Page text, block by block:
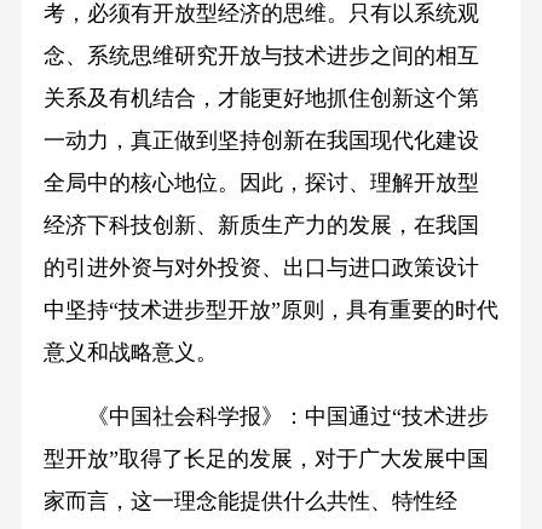
考，必须有开放型经济的思维。只有以系统观
念、系统思维研究开放与技术进步之间的相互
关系及有机结合，才能更好地抓住创新这个第
一动力，真正做到坚持创新在我国现代化建设
全局中的核心地位。因此，探讨、理解开放型
经济下科技创新、新质生产力的发展，在我国
的引进外资与对外投资、出口与进口政策设计
中坚持“技术进步型开放”原则，具有重要的时代
意义和战略意义。
《中国社会科学报》：中国通过“技术进步
型开放”取得了长足的发展，对于广大发展中国
家而言，这一理念能提供什么共性、特性经